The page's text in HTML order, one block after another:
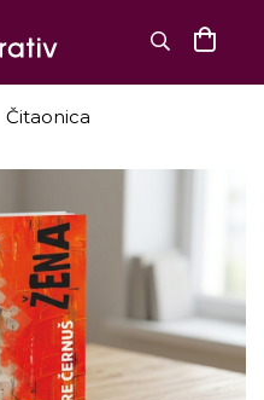
Čitaonica